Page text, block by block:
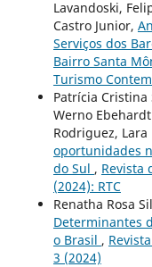
Lavandoski,
Castro Junior,
Serviços dos
Bairro Santa
Turismo
Patrícia
Werno
Rodriguez,
oportunidades
do Sul , Revista
(2024): RTC
Renatha Rosa
Determinantes
o Brasil ,
3 (2024)